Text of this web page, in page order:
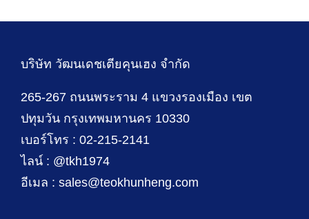
บริษัท วัฒนเดชเตียคุนเฮง จำกัด
265-267 ถนนพระราม 4 แขวงรองเมือง เขต
ปทุมวัน กรุงเทพมหานคร 10330
เบอร์โทร : 02-215-2141
ไลน์ : @tkh1974
อีเมล : sales@teokhunheng.com